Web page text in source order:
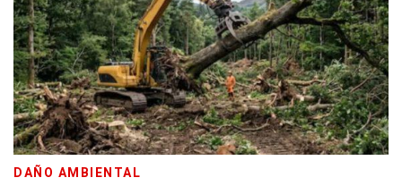
DAÑO AMBIENTAL